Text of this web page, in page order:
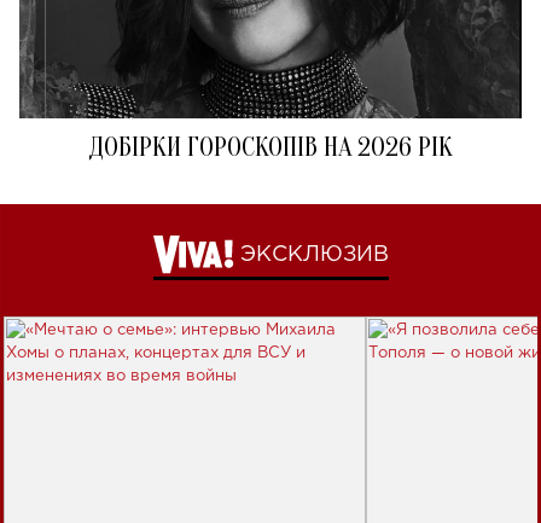
ДОБІРКИ ГОРОСКОПІВ НА 2026 РІК
ЭКСКЛЮЗИВ